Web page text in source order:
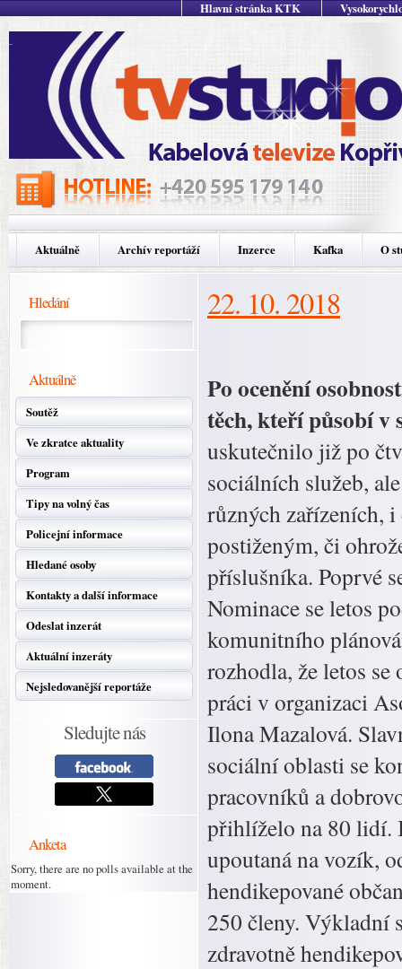
Hlavní stránka KTK
Aktuálně Archív reportáží Inzerce Kafka O
Hledání
Aktuálně
Soutěž
Ve zkratce aktuality
Program
Tipy na volný čas
Policejní informace
Hledané osoby
Kontakty a další informace
Odeslat inzerát
Aktuální inzeráty
Nejsledovanější reportáže
Sledujte nás
Anketa
Sorry, there are no polls available at the
moment.
22. 10. 2018
Po ocenění
těch, kteří působí v
uskutečnilo již po
sociálních služeb,
různých zařízeních,
postiženým, či
příslušníka. Poprvé
Nominace se letos
komunitního
rozhodla, že letos se
práci v organizaci
Ilona Mazalová.
sociální oblasti se
pracovníků a
přihlíželo na 80 lidí.
upoutaná na vozík,
hendikepované
250 členy. Výkladní
zdravotně